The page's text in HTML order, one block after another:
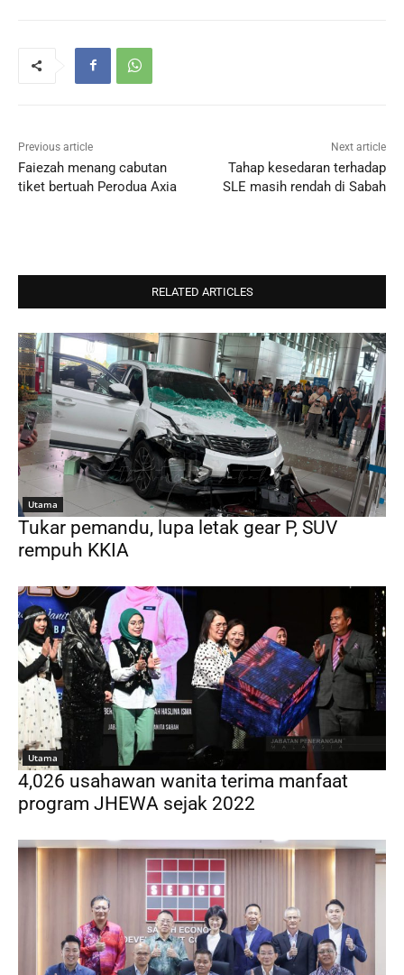
Previous article
Faiezah menang cabutan
tiket bertuah Perodua Axia
Next article
Tahap kesedaran terhadap
SLE masih rendah di Sabah
RELATED ARTICLES
Utama
Tukar pemandu, lupa letak gear P, SUV
rempuh KKIA
Utama
4,026 usahawan wanita terima manfaat
program JHEWA sejak 2022